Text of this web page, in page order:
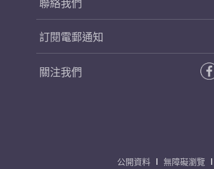
聯絡我們
訂閱電郵通知
關注我們
公開資料 無障礙瀏覽